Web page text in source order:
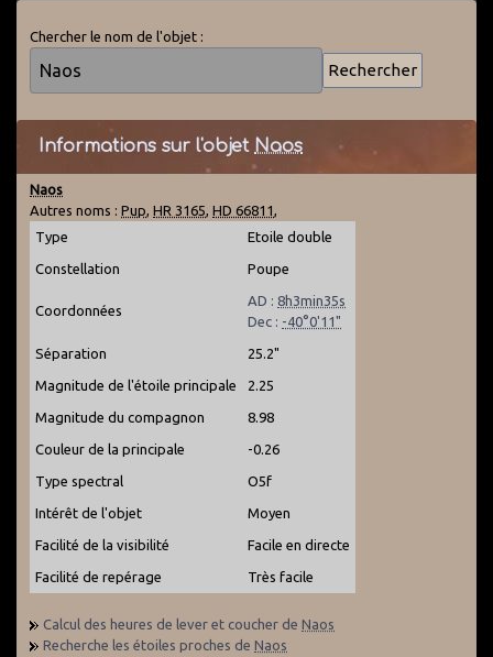
Chercher le nom de l'objet :
Informations sur l'objet Naos
Naos
Autres noms : Pup, HR 3165, HD 66811,
Type
Etoile double
Constellation Poupe
Coordonnées
AD : 8h3min35s
Dec : -40°0'11"
Séparation 25.2"
Magnitude de l'étoile principale 2.25
Magnitude du compagnon 8.98
Couleur de la principale -0.26
Type spectral O5f
Intérêt de l'objet Moyen
Facilité de la visibilité Facile en directe
Facilité de repérage Très facile
Calcul des heures de lever et coucher de Naos
Recherche les étoiles proches de Naos